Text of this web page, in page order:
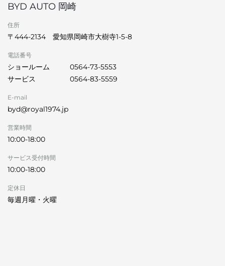
BYD AUTO 岡崎
住所
〒444-2134 愛知県岡崎市大樹寺1-5-8
電話番号
ショールーム
0564-73-5553
サービス
0564-83-5559
E-mail
byd@royal1974.jp
営業時間
10:00-18:00
サービス受付時間
10:00-18:00
定休日
毎週月曜・火曜